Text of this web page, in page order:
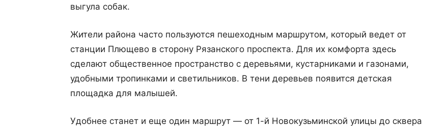
выгула собак.
Жители района часто пользуются пешеходным маршрутом, который ведет от
станции Плющево в сторону Рязанского проспекта. Для их комфорта здесь
сделают общественное пространство с деревьями, кустарниками и газонами,
удобными тропинками и светильников. В тени деревьев появится детская
площадка для малышей.
Удобнее станет и еще один маршрут — от 1-й Новокузьминской улицы до сквера